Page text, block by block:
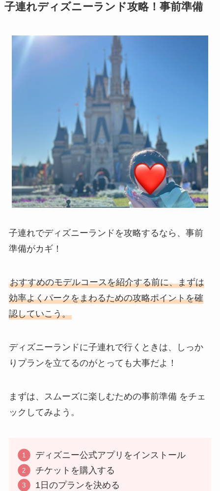
子連れディズニーランド攻略！事前準備
子連れでディズニーランドを攻略するなら、事前
準備がカギ！
おすすめのモデルコースを紹介する前に、まずは
効率よくパークをまわるための攻略ポイントを確
認していこう。
ディズニーランドに子連れで行くときは、しっか
りプランを立てるのがとっても大事だよ！
まずは、スムーズに楽しむための事前準備 をチェ
ックしてみよう。
ディズニー公式アプリをインストール
チケットを購入する
1日のプランを決める